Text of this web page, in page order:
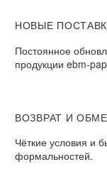
НОВЫЕ
Постоянное
продукции ebm-
ВОЗВРАТ И
Чёткие условия и
формальностей.